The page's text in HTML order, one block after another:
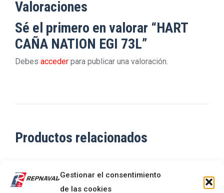
Gestionar el consentimiento
de las cookies
Valoraciones
Sé el primero en valorar “HART
CAÑA NATION EGI 73L”
Debes acceder para publicar una valoración.
Productos relacionados
TROUT